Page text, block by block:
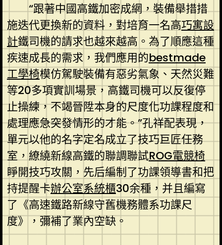
“跟著中國高鐵加密成網，裝備舉措措
施迭代更換新的資料，對培育一名高巧寓設
計鐵司機的請求也越來越高。為了順應這種
疾速成長的需求，我們應用的bestmade
工學椅模仿駕駛裝備有惡劣氣象、天然災難
等20多項實訓場景，高鐵司機可以反復停
止操練，不竭晉陞本身的尺度化功課程度和
處理應急突發情形的才能。”孔祥配表現，
單元以他的名字定名成立了技巧巨匠任務
室，繚繞新線高鐵的聯調聯試ROG電競椅
睜開技巧攻關，先后編制了功課領導書和把
持提醒卡辦公室系統櫃30余種，并且編寫
了《高速鐵路新線守舊機務體系功課尺
度》，彌補了業內空缺。